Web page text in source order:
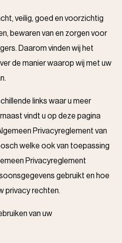
veilig, goed en voorzichtig
bewaren van en zorgen voor
Daarom vinden wij het
de manier waarop wij met uw
links waar u meer
vindt u op deze pagina
Privacyreglement van
welke ook van toepassing
Privacyreglement
gebruikt en hoe
privacy rechten.
van uw